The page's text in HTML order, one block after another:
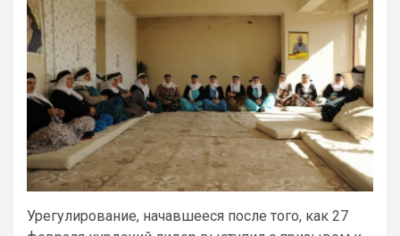
Урегулирование, начавшееся после того, как 27